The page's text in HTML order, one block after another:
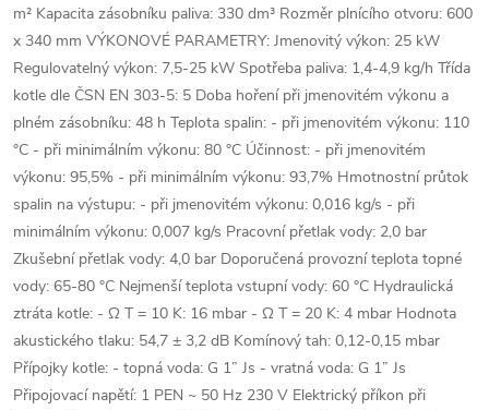
m² Kapacita zásobníku paliva: 330 dm³ Rozměr plnícího otvoru: 600
x 340 mm VÝKONOVÉ PARAMETRY: Jmenovitý výkon: 25 kW
Regulovatelný výkon: 7,5-25 kW Spotřeba paliva: 1,4-4,9 kg/h Třída
kotle dle ČSN EN 303-5: 5 Doba hoření při jmenovitém výkonu a
plném zásobníku: 48 h Teplota spalin: - při jmenovitém výkonu: 110
°C - při minimálním výkonu: 80 °C Účinnost: - při jmenovitém
výkonu: 95,5% - při minimálním výkonu: 93,7% Hmotnostní průtok
spalin na výstupu: - při jmenovitém výkonu: 0,016 kg/s - při
minimálním výkonu: 0,007 kg/s Pracovní přetlak vody: 2,0 bar
Zkušební přetlak vody: 4,0 bar Doporučená provozní teplota topné
vody: 65-80 °C Nejmenší teplota vstupní vody: 60 °C Hydraulická
ztráta kotle: - ∆ T = 10 K: 16 mbar - ∆ T = 20 K: 4 mbar Hodnota
akustického tlaku: 54,7 ± 3,2 dB Komínový tah: 0,12-0,15 mbar
Přípojky kotle: - topná voda: G 1” Js - vratná voda: G 1” Js
Připojovací napětí: 1 PEN ~ 50 Hz 230 V Elektrický příkon při